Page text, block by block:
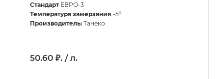
СтандартЕВРО-3
Температура замерзания -5°
Производитель: Танеко
50.60 ₽. / л.